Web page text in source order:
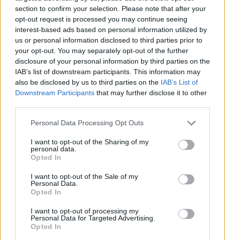
section to confirm your selection. Please note that after your
opt-out request is processed you may continue seeing
interest-based ads based on personal information utilized by
us or personal information disclosed to third parties prior to
your opt-out. You may separately opt-out of the further
disclosure of your personal information by third parties on the
IAB’s list of downstream participants. This information may
also be disclosed by us to third parties on the IAB’s List of
Downstream Participants that may further disclose it to other
Personal Data Processing Opt Outs
I want to opt-out of the Sharing of my
personal data.
Opted In
I want to opt-out of the Sale of my
Personal Data.
Opted In
I want to opt-out of processing my
Personal Data for Targeted Advertising.
Opted In
állománya 11,892,840 darabra csökkent.
KEDVES OLVASÓNK!
A keresett cikk a portfolio.hu hírarchívumához
tartozik, melynek olvasása előfizetéses
regisztrációhoz kötött.
Kötéslisták: BÉT elmúlt 2 év napon belüli
kötéslistái